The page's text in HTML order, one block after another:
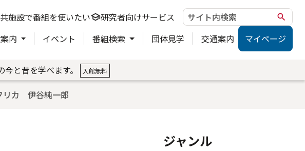
施設で番組を使いたいschool研究者向けサービス search
内 イベント 番組検索 団体見学 交通案内 マイページ
と昔を学べます。 入館無料
リカ 伊谷純一郎
ジャンル